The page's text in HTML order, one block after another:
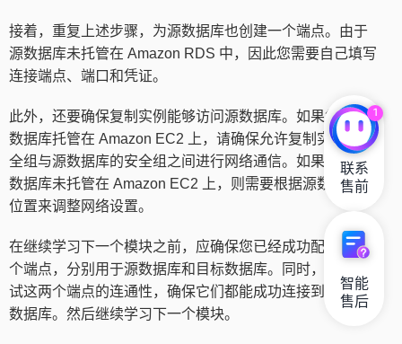
接着，重复上述步骤，为源数据库也创建一个端点。由于
源数据库未托管在 Amazon RDS 中，因此您需要自己填写
连接端点、端口和凭证。
此外，还要确保复制实例能够访问源数据库。如果您的源
数据库托管在 Amazon EC2 上，请确保允许复制实例的安
全组与源数据库的安全组之间进行网络通信。如果您的源
数据库未托管在 Amazon EC2 上，则需要根据源数据库的
位置来调整网络设置。
在继续学习下一个模块之前，应确保您已经成功配置了两
个端点，分别用于源数据库和目标数据库。同时，务必测
试这两个端点的连通性，确保它们都能成功连接到对应的
数据库。然后继续学习下一个模块。
1
联系
售前
智能
售后